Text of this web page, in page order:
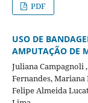
PDF
USO DE
AMPUTAÇÃO DE
Juliana Campagnoli
Fernandes,
Felipe Almeida